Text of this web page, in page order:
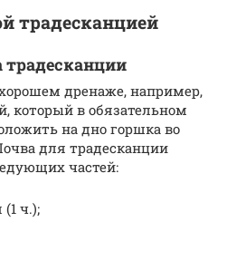
традесканцией
дренаже, например,
который в обязательном
на дно горшка во
для традесканции
частей:
ч.);